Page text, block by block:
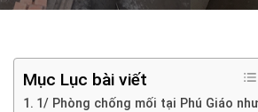
Mục Lục bài viết
1/ Phòng chống mối tại Phú Giáo như